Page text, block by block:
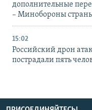
дополнительные
– Минобороны
15:02
Российский дрон
пострадали пять